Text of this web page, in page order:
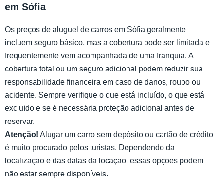
em Sófia
Os preços de aluguel de carros em Sófia geralmente
incluem seguro básico, mas a cobertura pode ser limitada e
frequentemente vem acompanhada de uma franquia. A
cobertura total ou um seguro adicional podem reduzir sua
responsabilidade financeira em caso de danos, roubo ou
acidente. Sempre verifique o que está incluído, o que está
excluído e se é necessária proteção adicional antes de
reservar.
Atenção! Alugar um carro sem depósito ou cartão de crédito
é muito procurado pelos turistas. Dependendo da
localização e das datas da locação, essas opções podem
não estar sempre disponíveis.